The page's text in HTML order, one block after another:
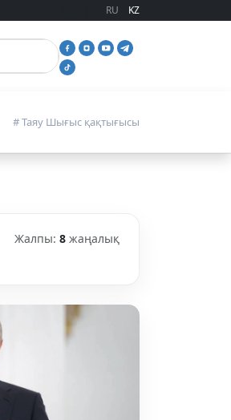
RU KZ
# Таяу Шығыс қақтығысы
Жалпы: 8 жаңалық